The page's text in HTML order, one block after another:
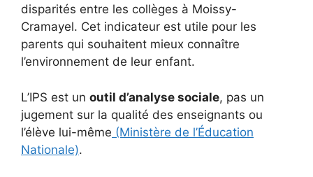
disparités entre les collèges à Moissy-
Cramayel. Cet indicateur est utile pour les
parents qui souhaitent mieux connaître
l’environnement de leur enfant.
L’IPS est un outil d’analyse sociale, pas un
jugement sur la qualité des enseignants ou
l’élève lui-même (Ministère de l’Éducation
Nationale).